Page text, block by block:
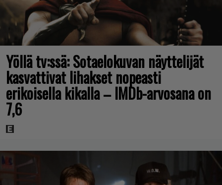
Yöllä tv:ssä: Sotaelokuvan näyttelijät
kasvattivat lihakset nopeasti
erikoisella kikalla – IMDb-arvosana on
7,6